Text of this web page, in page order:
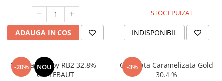
ADAUGA IN COS
STOC EPUIZAT
INDISPONIBIL
-20% NOU
Ciocolata Ruby RB2 32.8% -
CALLEBAUT
-3%
Ciocolata Caramelizata Gold
30.4 %